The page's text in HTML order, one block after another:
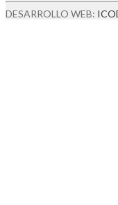
DESARROLLO WEB: